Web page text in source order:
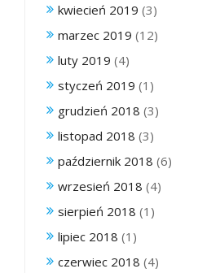
kwiecień 2019 (3)
marzec 2019 (12)
luty 2019 (4)
styczeń 2019 (1)
grudzień 2018 (3)
listopad 2018 (3)
październik 2018 (6)
wrzesień 2018 (4)
sierpień 2018 (1)
lipiec 2018 (1)
czerwiec 2018 (4)